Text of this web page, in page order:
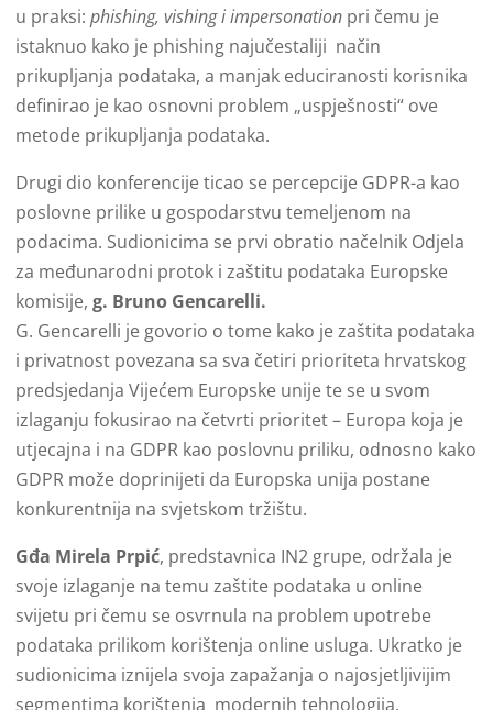
u praksi: phishing, vishing i impersonation pri čemu je
istaknuo kako je phishing najučestaliji način
prikupljanja podataka, a manjak educiranosti korisnika
definirao je kao osnovni problem „uspješnosti“ ove
metode prikupljanja podataka.
Drugi dio konferencije ticao se percepcije GDPR-a kao
poslovne prilike u gospodarstvu temeljenom na
podacima. Sudionicima se prvi obratio načelnik Odjela
za međunarodni protok i zaštitu podataka Europske
komisije, g. Bruno Gencarelli.
G. Gencarelli je govorio o tome kako je zaštita podataka
i privatnost povezana sa sva četiri prioriteta hrvatskog
predsjedanja Vijećem Europske unije te se u svom
izlaganju fokusirao na četvrti prioritet – Europa koja je
utjecajna i na GDPR kao poslovnu priliku, odnosno kako
GDPR može doprinijeti da Europska unija postane
konkurentnija na svjetskom tržištu.
Gđa Mirela Prpić, predstavnica IN2 grupe, održala je
svoje izlaganje na temu zaštite podataka u online
svijetu pri čemu se osvrnula na problem upotrebe
podataka prilikom korištenja online usluga. Ukratko je
sudionicima iznijela svoja zapažanja o najosjetljivijim
segmentima korištenja modernih tehnologija.